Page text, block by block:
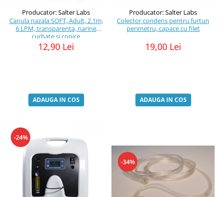
Producator: Salter Labs
Canula nazala SOFT, Adult, 2.1m,
6 LPM, transparenta, narine
curbate si conice
12,90 Lei
ADAUGA IN COS
Producator: Salter Labs
Colector condens pentru furtun
perimetru, capace cu filet
19,00 Lei
ADAUGA IN COS
-24%
-34%